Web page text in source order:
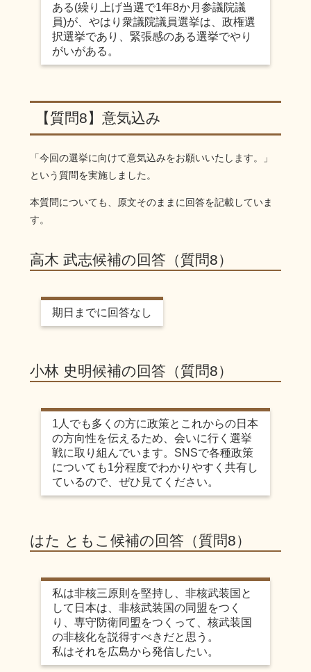
ある(繰り上げ当選で1年8か月参議院議
員)が、やはり衆議院議員選挙は、政権選
択選挙であり、緊張感のある選挙でやり
がいがある。
【質問8】意気込み
「今回の選挙に向けて意気込みをお願いいたします。」
という質問を実施しました。
本質問についても、原文そのままに回答を記載していま
す。
高木 武志候補の回答（質問8）
期日までに回答なし
小林 史明候補の回答（質問8）
1人でも多くの方に政策とこれからの日本
の方向性を伝えるため、会いに行く選挙
戦に取り組んでいます。SNSで各種政策
についても1分程度でわかりやすく共有し
ているので、ぜひ見てください。
はた ともこ候補の回答（質問8）
私は非核三原則を堅持し、非核武装国と
して日本は、非核武装国の同盟をつく
り、専守防衛同盟をつくって、核武装国
の非核化を説得すべきだと思う。
私はそれを広島から発信したい。